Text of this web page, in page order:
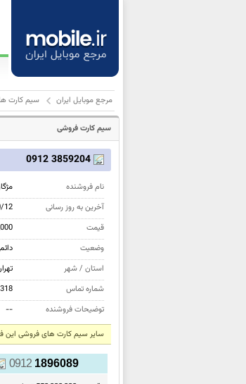
مرجع موبایل ایران سیم کارت
سیم کارت فروشی
3859204 0912
نام فروشنده
آخرین به روز رسانی
12
قیمت
وضعیت
استان / شهر
شماره تماس
توضیحات فروشنده
--
سایر سیم کارت های فروشی این
0912 1896089